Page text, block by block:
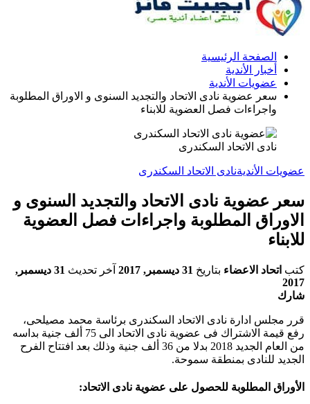
الصفحة الرئيسية
أخبار الأندية
عضويات الأندية
سعر عضوية نادى الاتحاد والتجديد السنوى و الاوراق المطلوبة
واجراءات فصل العضوية للابناء
نادى الاتحاد السكندرى
عضويات الأنديةنادى الاتحاد السكندرى
سعر عضوية نادى الاتحاد والتجديد السنوى و
الاوراق المطلوبة واجراءات فصل العضوية
للابناء
كتب اتحاد الاعضاء بتاريخ 31 ديسمبر, 2017 آخر تحديث
31 ديسمبر,
2017
شارك
قرر مجلس ادارة نادى الاتحاد السكندرى برئاسة محمد مصيلحى،
رفع قيمة الاشتراك فى عضوية نادى الاتحاد الى 75 ألف جنية بداسه
من العام الجديد 2018 بدلا من 36 ألف جنية وذلك بعد افتتاح الفرح
الجديد للنادى بمنطقة سموحة.
الأوراق المطلوبة للحصول على عضوية نادى الاتحاد: